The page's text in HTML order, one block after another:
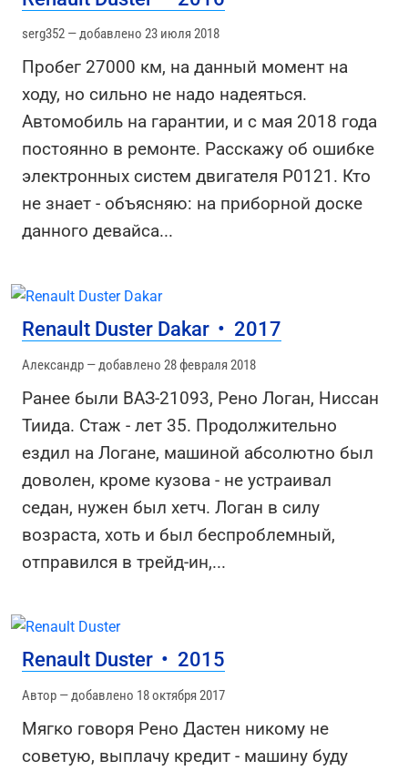
serg352 — добавлено 23 июля 2018
Пробег 27000 км, на данный момент на
ходу, но сильно не надо надеяться.
Автомобиль на гарантии, и с мая 2018 года
постоянно в ремонте. Расскажу об ошибке
электронных систем двигателя Р0121. Кто
не знает - объясняю: на приборной доске
данного девайса...
Renault Duster Dakar • 2017
Александр — добавлено 28 февраля 2018
Ранее были ВАЗ-21093, Рено Логан, Ниссан
Тиида. Стаж - лет 35. Продолжительно
ездил на Логане, машиной абсолютно был
доволен, кроме кузова - не устраивал
седан, нужен был хетч. Логан в силу
возраста, хоть и был беспроблемный,
отправился в трейд-ин,...
Renault Duster • 2015
Автор — добавлено 18 октября 2017
Мягко говоря Рено Дастен никому не
советую, выплачу кредит - машину буду